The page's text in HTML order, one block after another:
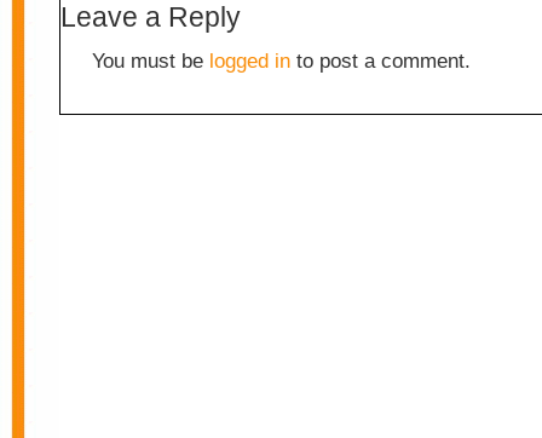
Leave a Reply
You must be logged in to post a comment.